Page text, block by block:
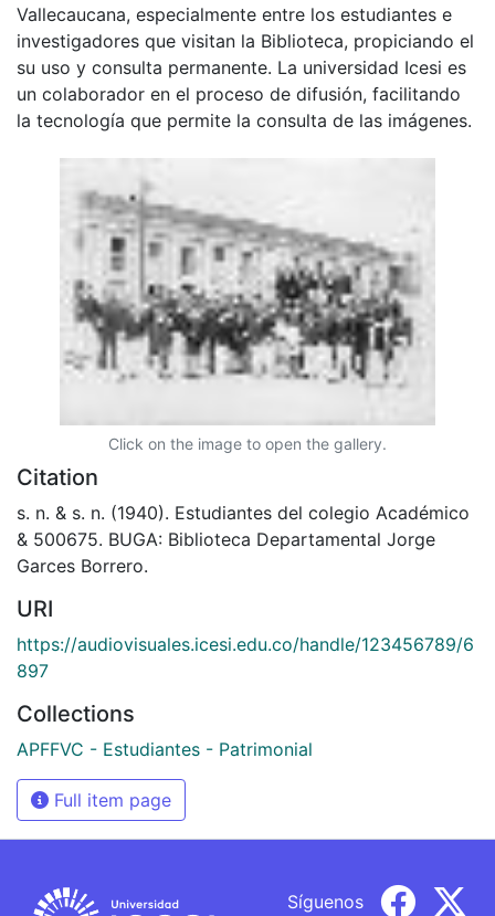
Vallecaucana, especialmente entre los estudiantes e
investigadores que visitan la Biblioteca, propiciando el
su uso y consulta permanente. La universidad Icesi es
un colaborador en el proceso de difusión, facilitando
la tecnología que permite la consulta de las imágenes.
Click on the image to open the gallery.
Citation
s. n. & s. n. (1940). Estudiantes del colegio Académico
& 500675. BUGA: Biblioteca Departamental Jorge
Garces Borrero.
URI
https://audiovisuales.icesi.edu.co/handle/123456789/6
897
Collections
APFFVC - Estudiantes - Patrimonial
Full item page
Síguenos